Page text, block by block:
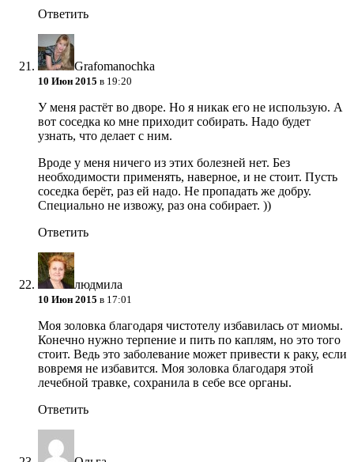
Ответить
Grafomanochka
10 Июн 2015 в 19:20
У меня растёт во дворе. Но я никак его не использую. А
вот соседка ко мне приходит собирать. Надо будет
узнать, что делает с ним.
Вроде у меня ничего из этих болезней нет. Без
необходимости применять, наверное, и не стоит. Пусть
соседка берёт, раз ей надо. Не пропадать же добру.
Специально не извожу, раз она собирает. ))
Ответить
людмила
10 Июн 2015 в 17:01
Моя золовка благодаря чистотелу избавилась от миомы.
Конечно нужно терпение и пить по каплям, но это того
стоит. Ведь это заболевание может привести к раку, если
вовремя не избавится. Моя золовка благодаря этой
лечебной травке, сохранила в себе все органы.
Ответить